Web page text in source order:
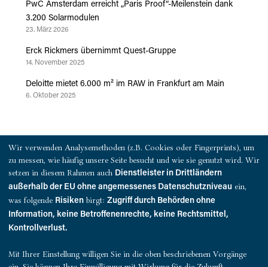
PwC Amsterdam erreicht „Paris Proof“-Meilenstein dank
3.200 Solarmodulen
23. März 2026
Erck Rickmers übernimmt Quest-Gruppe
14. November 2025
Deloitte mietet 6.000 m² im RAW in Frankfurt am Main
6. Oktober 2025
QUEST Investment Partners
20354 Hamburg
presse@quest-investment.com
Wir verwenden Analysemethoden (z.B. Cookies oder Fingerprints), um
zu messen, wie häufig unsere Seite besucht und wie sie genutzt wird. Wir
setzen in diesem Rahmen auch Dienstleister in Drittländern
außerhalb der EU ohne angemessenes Datenschutzniveau ein,
was folgende Risiken birgt: Zugriff durch Behörden ohne
Information, keine Betroffenenrechte, keine Rechtsmittel,
Kontrollverlust.
Mit Ihrer Einstellung willigen Sie in die oben beschriebenen Vorgänge